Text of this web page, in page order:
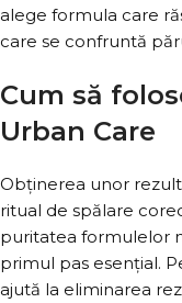
alege formula care
care se confruntă
Cum să
Urban Care
Obținerea unor
ritual de spălare
puritatea formulelor
primul pas esențial.
ajută la eliminarea